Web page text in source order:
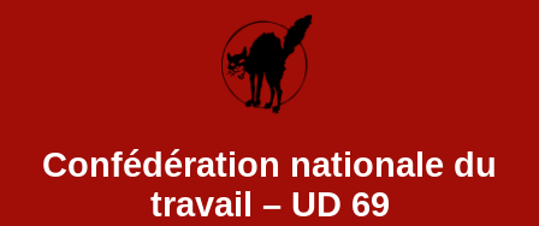
Confédération nationale du
travail – UD 69